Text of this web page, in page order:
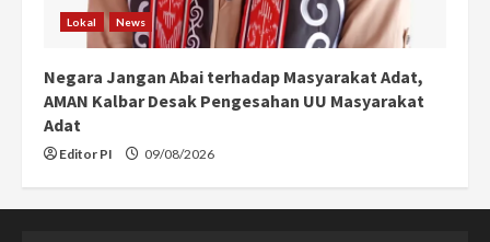
Lokal News
Negara Jangan Abai terhadap Masyarakat Adat,
AMAN Kalbar Desak Pengesahan UU Masyarakat
Adat
Editor PI 09/08/2026